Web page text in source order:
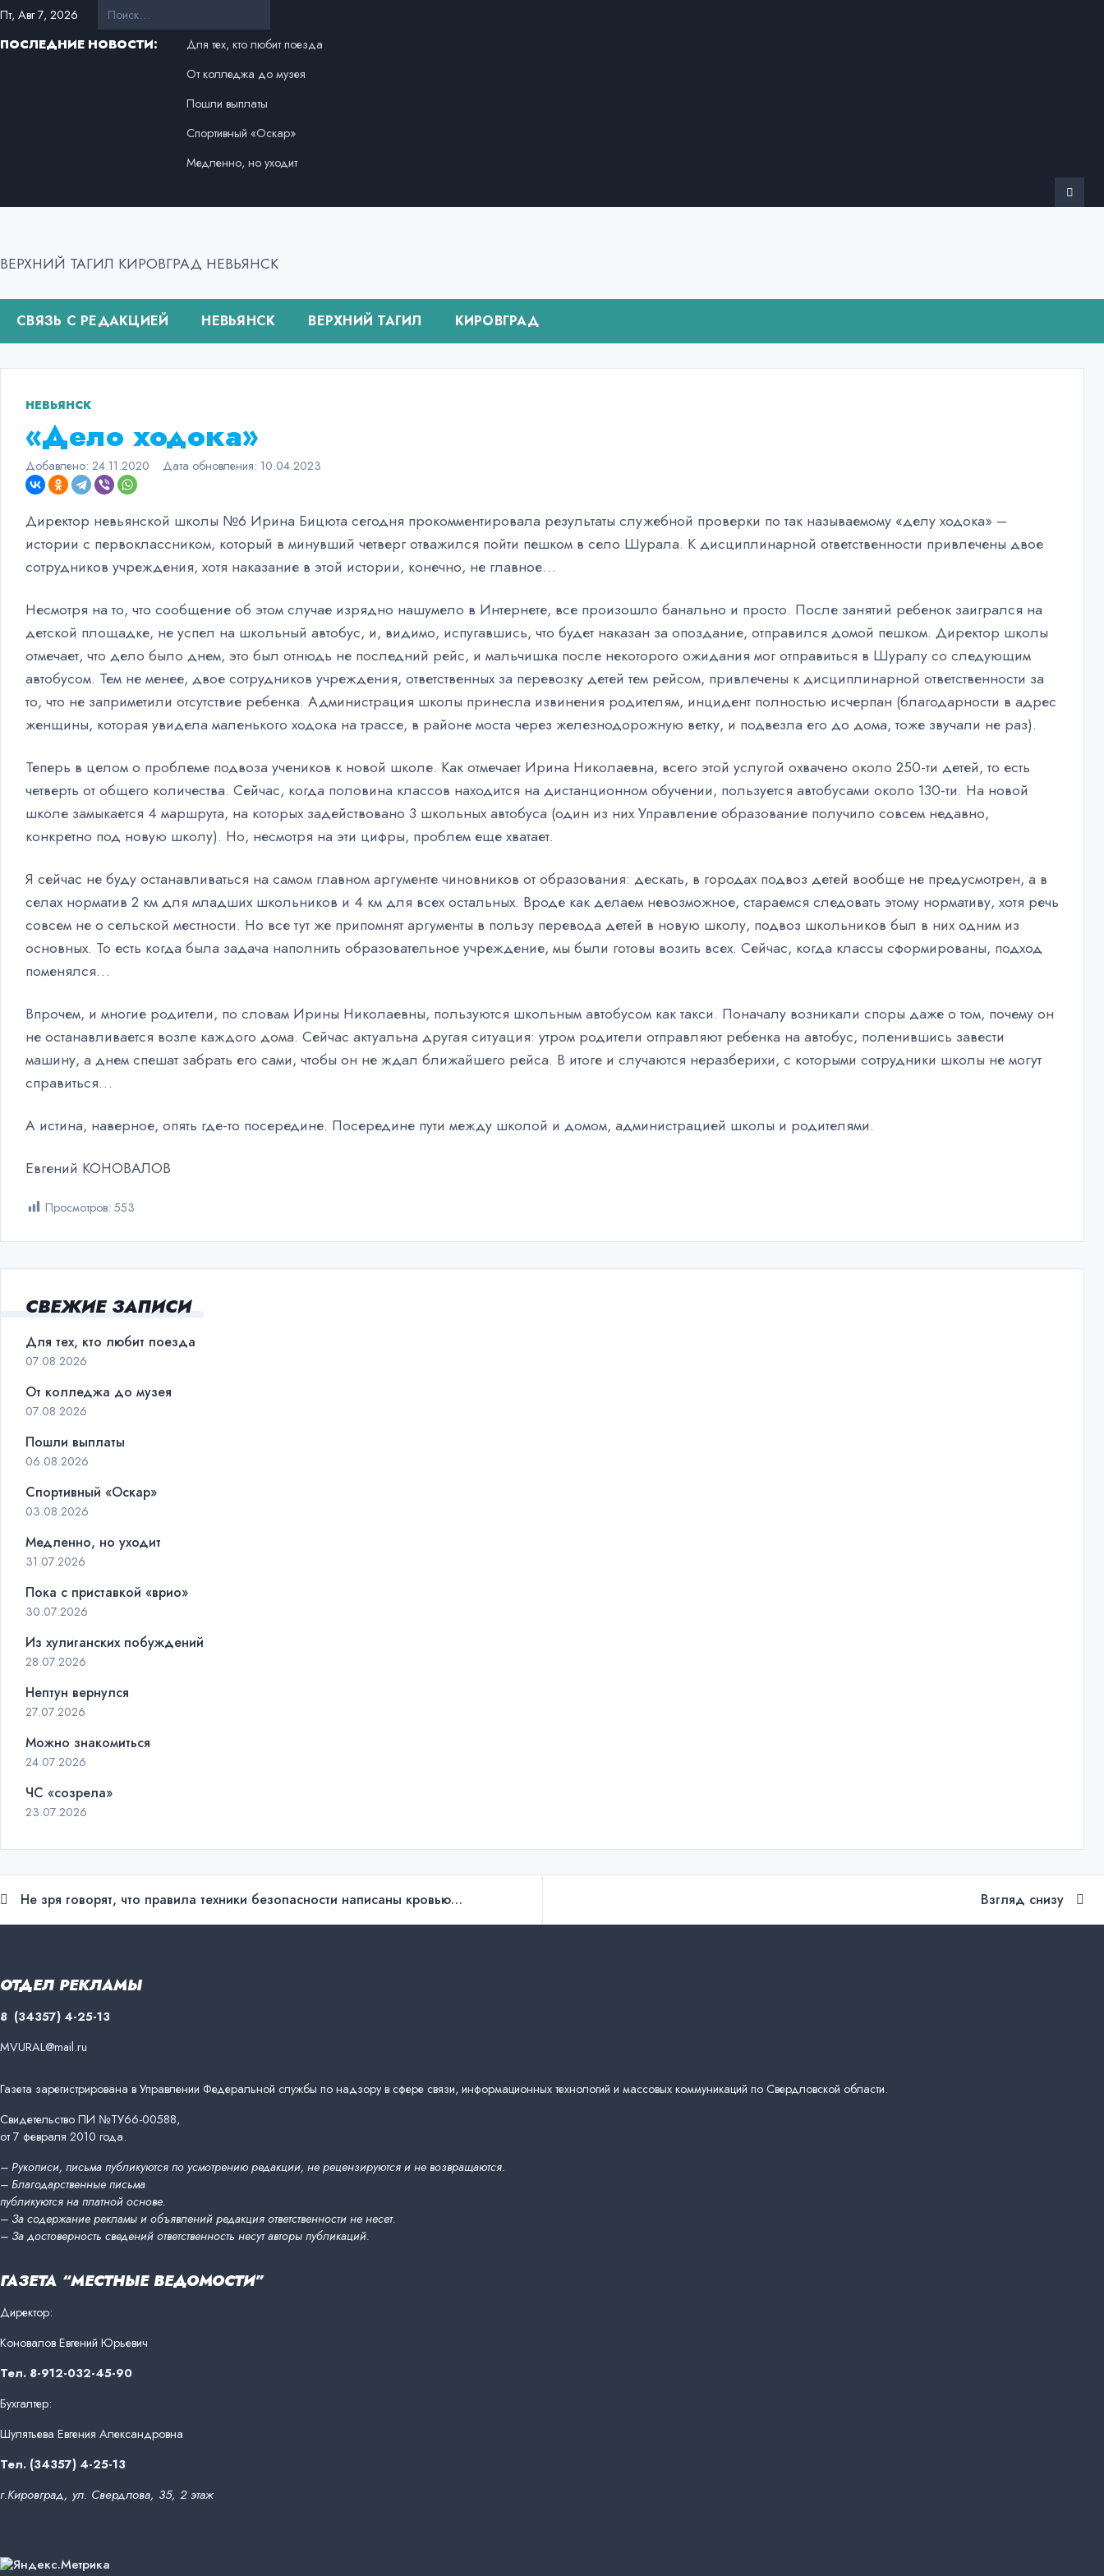
Перейти
содержанию
Пт, Авг 7, 2026
ПОСЛЕДНИЕ НОВОСТИ:
Для тех, кто любит поезда
От колледжа до музея
Пошли выплаты
Спортивный «Оскар»
Медленно, но уходит
ВЕРХНИЙ ТАГИЛ КИРОВГРАД НЕВЬЯНСК
СВЯЗЬ С РЕДАКЦИЕЙ НЕВЬЯНСК ВЕРХНИЙ ТАГИЛ КИРОВГРАД
НЕВЬЯНСК
«Дело ходока»
Добавлено: 24.11.2020 Дата обновления: 10.04.2023
Директор невьянской школы №6 Ирина Бицюта сегодня прокомментировала результаты служебной проверки по так называемому «делу ходока» –
истории с первоклассником, который в минувший четверг отважился пойти пешком в село Шурала. К дисциплинарной ответственности привлечены двое
сотрудников учреждения, хотя наказание в этой истории, конечно, не главное…
Несмотря на то, что сообщение об этом случае изрядно нашумело в Интернете, все произошло банально и просто. После занятий ребенок заигрался на
детской площадке, не успел на школьный автобус, и, видимо, испугавшись, что будет наказан за опоздание, отправился домой пешком. Директор школы
отмечает, что дело было днем, это был отнюдь не последний рейс, и мальчишка после некоторого ожидания мог отправиться в Шуралу со следующим
автобусом. Тем не менее, двое сотрудников учреждения, ответственных за перевозку детей тем рейсом, привлечены к дисциплинарной ответственности за
то, что не заприметили отсутствие ребенка. Администрация школы принесла извинения родителям, инцидент полностью исчерпан (благодарности в адрес
женщины, которая увидела маленького ходока на трассе, в районе моста через железнодорожную ветку, и подвезла его до дома, тоже звучали не раз).
Теперь в целом о проблеме подвоза учеников к новой школе. Как отмечает Ирина Николаевна, всего этой услугой охвачено около 250-ти детей, то есть
четверть от общего количества. Сейчас, когда половина классов находится на дистанционном обучении, пользуется автобусами около 130-ти. На новой
школе замыкается 4 маршрута, на которых задействовано 3 школьных автобуса (один из них Управление образование получило совсем недавно,
конкретно под новую школу). Но, несмотря на эти цифры, проблем еще хватает.
Я сейчас не буду останавливаться на самом главном аргументе чиновников от образования: дескать, в городах подвоз детей вообще не предусмотрен, а в
селах норматив 2 км для младших школьников и 4 км для всех остальных. Вроде как делаем невозможное, стараемся следовать этому нормативу, хотя речь
совсем не о сельской местности. Но все тут же припомнят аргументы в пользу перевода детей в новую школу, подвоз школьников был в них одним из
основных. То есть когда была задача наполнить образовательное учреждение, мы были готовы возить всех. Сейчас, когда классы сформированы, подход
поменялся…
Впрочем, и многие родители, по словам Ирины Николаевны, пользуются школьным автобусом как такси. Поначалу возникали споры даже о том, почему он
не останавливается возле каждого дома. Сейчас актуальна другая ситуация: утром родители отправляют ребенка на автобус, поленившись завести
машину, а днем спешат забрать его сами, чтобы он не ждал ближайшего рейса. В итоге и случаются неразберихи, с которыми сотрудники школы не могут
справиться…
А истина, наверное, опять где-то посередине. Посередине пути между школой и домом, администрацией школы и родителями.
Евгений КОНОВАЛОВ
Просмотров: 553
СВЕЖИЕ ЗАПИСИ
Для тех, кто любит поезда
07.08.2026
От колледжа до музея
07.08.2026
Пошли выплаты
06.08.2026
Спортивный «Оскар»
03.08.2026
Медленно, но уходит
31.07.2026
Пока с приставкой «врио»
30.07.2026
Из хулиганских побуждений
28.07.2026
Нептун вернулся
27.07.2026
Можно знакомиться
24.07.2026
ЧС «созрела»
23.07.2026
Навигация
по
Не зря говорят, что правила техники безопасности написаны кровью… Взгляд снизу
ОТДЕЛ РЕКЛАМЫ
8 (34357) 4-25-13
MVURAL@mail.ru
Газета зарегистрирована в Управлении Федеральной службы по надзору в сфере связи, информационных технологий и массовых коммуникаций по Свердловской области.
Свидетельство ПИ №ТУ66-00588,
от 7 февраля 2010 года.
– Рукописи, письма публикуются по усмотрению редакции, не рецензируются и не возвращаются.
– Благодарственные письма
публикуются на платной основе.
– За содержание рекламы и объявлений редакция ответственности не несет.
– За достоверность сведений ответственность несут авторы публикаций.
ГАЗЕТА “МЕСТНЫЕ ВЕДОМОСТИ”
Директор:
Коновалов Евгений Юрьевич
Тел. 8-912-032-45-90
Бухгалтер:
Шулятьева Евгения Александровна
Тел. (34357) 4-25-13
г.Кировград, ул. Свердлова, 35, 2 этаж